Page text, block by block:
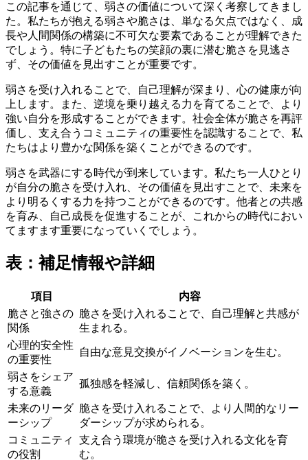
この記事を通じて、弱さの価値について深く考察してきまし
た。私たちが抱える弱さや脆さは、単なる欠点ではなく、成
長や人間関係の構築に不可欠な要素であることが理解できた
でしょう。特に子どもたちの笑顔の裏に潜む脆さを見逃さ
ず、その価値を見出すことが重要です。
弱さを受け入れることで、自己理解が深まり、心の健康が向
上します。また、逆境を乗り越える力を育てることで、より
強い自分を形成することができます。社会全体が脆さを再評
価し、支え合うコミュニティの重要性を認識することで、私
たちはより豊かな関係を築くことができるのです。
弱さを武器にする時代が到来しています。私たち一人ひとり
が自分の脆さを受け入れ、その価値を見出すことで、未来を
より明るくする力を持つことができるのです。他者との共感
を育み、自己成長を促進することが、これからの時代におい
てますます重要になっていくでしょう。
表：補足情報や詳細
項目
内容
脆さと強さの
関係
脆さを受け入れることで、自己理解と共感が
生まれる。
心理的安全性
の重要性
自由な意見交換がイノベーションを生む。
弱さをシェア
する意義
孤独感を軽減し、信頼関係を築く。
未来のリーダ
ーシップ
脆さを受け入れることで、より人間的なリー
ダーシップが求められる。
コミュニティ
の役割
支え合う環境が脆さを受け入れる文化を育
む。